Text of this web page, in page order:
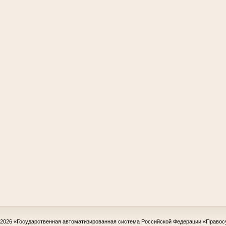
«Государственная автоматизированная система Российской Федерации